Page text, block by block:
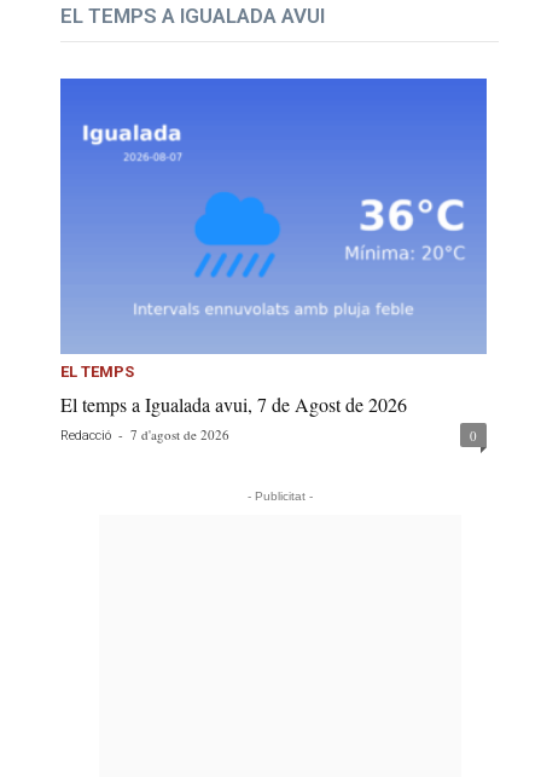
EL TEMPS A IGUALADA AVUI
EL TEMPS
El temps a Igualada avui, 7 de Agost de 2026
Redacció - 7 d'agost de 2026 0
- Publicitat -